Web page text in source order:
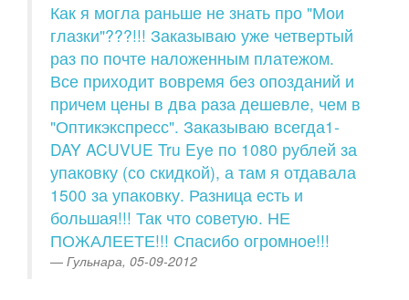
Как я могла раньше не знать про "Мои
глазки"???!!! Заказываю уже четвертый
раз по почте наложенным платежом.
Все приходит вовремя без опозданий и
причем цены в два раза дешевле, чем в
"Оптикэкспресс". Заказываю всегда1-
DAY ACUVUE Tru Eye по 1080 рублей за
упаковку (со скидкой), а там я отдавала
1500 за упаковку. Разница есть и
большая!!! Так что советую. НЕ
ПОЖАЛЕЕТЕ!!! Спасибо огромное!!!
Гульнара, 05-09-2012